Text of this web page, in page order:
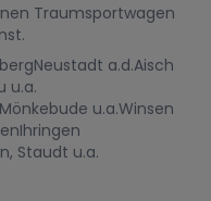
Traumsportwagen
Neustadt a.d.Aisch
u.a.
u.a.Winsen
Ihringen
Staudt u.a.